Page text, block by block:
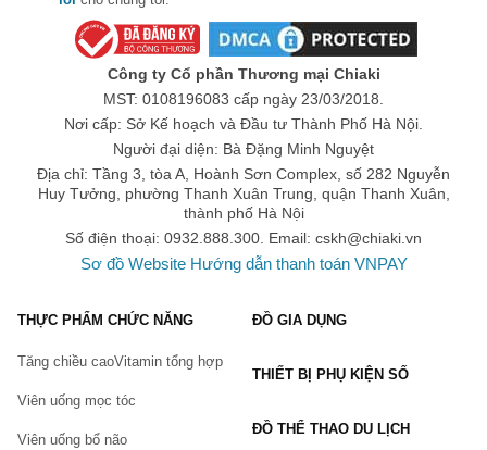
riêng mình. Hãy để đôi mắt bạn trở thành điểm nhấn quyến rũ!
Công ty Cổ phần Thương mại Chiaki
MST: 0108196083 cấp ngày 23/03/2018.
Nơi cấp: Sở Kế hoạch và Đầu tư Thành Phố Hà Nội.
Người đại diện: Bà Đặng Minh Nguyệt
Địa chỉ: Tầng 3, tòa A, Hoành Sơn Complex, số 282 Nguyễn
Huy Tưởng, phường Thanh Xuân Trung, quận Thanh Xuân,
thành phố Hà Nội
Số điện thoại: 0932.888.300. Email: cskh@chiaki.vn
Sơ đồ Website Hướng dẫn thanh toán VNPAY
THỰC PHẨM CHỨC NĂNG
Tăng chiều caoVitamin tổng hợp
Viên uống mọc tóc
Viên uống bổ não
ĐỒ GIA DỤNG
THIẾT BỊ PHỤ KIỆN SỐ
ĐỒ THỂ THAO DU LỊCH